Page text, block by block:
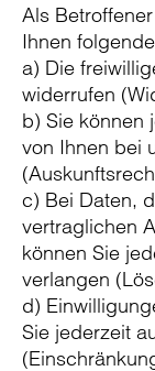
Als
Ihnen
a) Die
widerrufen
b) Sie können
von Ihnen bei
c) Bei Daten,
vertraglichen
können Sie
verlangen
d)
Sie jederzeit